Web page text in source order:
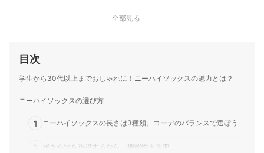
全部見る
目次
学生から30代以上までおしゃれに！ニーハイソックスの魅力とは？
ニーハイソックスの選び方
1 ニーハイソックスの長さは3種類。コーデのバランスで選ぼう
2 履き心地を重視するなら、機能性も重要